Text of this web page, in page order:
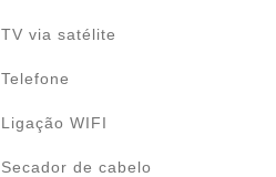
TV via satélite
Telefone
Ligação WIFI
Secador de cabelo